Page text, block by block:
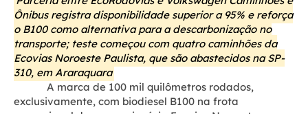
Ônibus registra disponibilidade superior a 95% e reforça
o B100 como alternativa para a descarbonização no
transporte; teste começou com quatro caminhões da
Ecovias Noroeste Paulista, que são abastecidos na SP-
310, em Araraquara
A marca de 100 mil quilômetros rodados,
exclusivamente, com biodiesel B100 na frota